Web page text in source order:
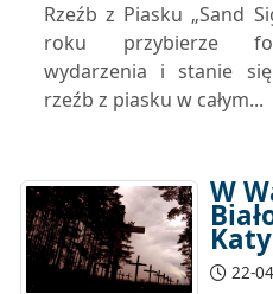
Rzeźb z Piasku „Sand
roku przybierze
wydarzenia i stanie
rzeźb z piasku w całym...
W
22-